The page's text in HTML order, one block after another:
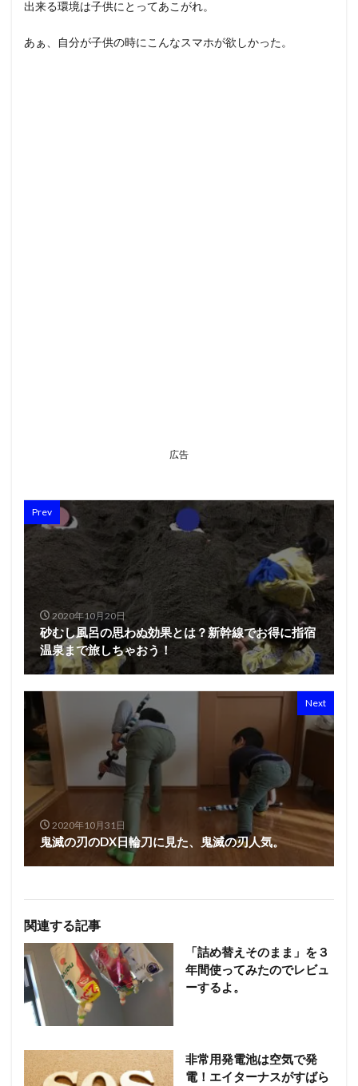
出来る環境は子供にとってあこがれ。
あぁ、自分が子供の時にこんなスマホが欲しかった。
広告
Prev
2020年10月20日
砂むし風呂の思わぬ効果とは？新幹線でお得に指宿
温泉まで旅しちゃおう！
Next
2020年10月31日
鬼滅の刃のDX日輪刀に見た、鬼滅の刃人気。
関連する記事
「詰め替えそのまま」を３
年間使ってみたのでレビュ
ーするよ。
非常用発電池は空気で発
電！エイターナスがすばら